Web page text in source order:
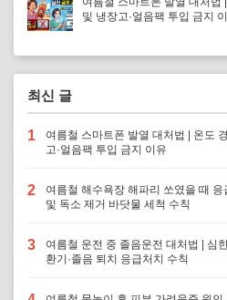
및 냉장고·얼음팩 투입 금지
최신 글
1
여름철 스마트폰 발열 대처법 | 온도
고·얼음팩 투입 금지 이유
2
여름철 해수욕장 해파리 쏘였을 때
및 독소 제거 바닷물 세척 수칙
3
여름철 운전 중 졸음운전 대처법 | 심
환기·졸음 퇴치 응급처치 수칙